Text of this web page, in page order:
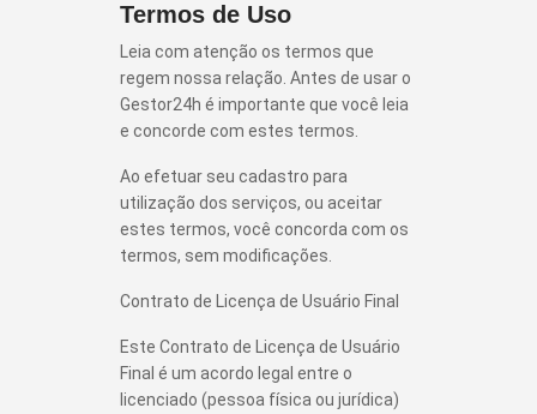
Termos de Uso
Leia com atenção os termos que
regem nossa relação. Antes de usar o
Gestor24h é importante que você leia
e concorde com estes termos.
Ao efetuar seu cadastro para
utilização dos serviços, ou aceitar
estes termos, você concorda com os
termos, sem modificações.
Contrato de Licença de Usuário Final
Este Contrato de Licença de Usuário
Final é um acordo legal entre o
licenciado (pessoa física ou jurídica)